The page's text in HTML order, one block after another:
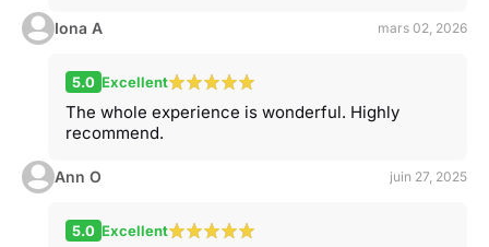
Iona A mars 02, 2026
5.0 Excellent
The whole experience is wonderful. Highly
recommend.
Ann O juin 27, 2025
5.0 Excellent